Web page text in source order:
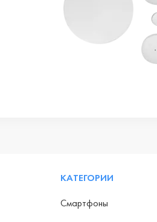
КАТЕГОРИИ
Смартфоны